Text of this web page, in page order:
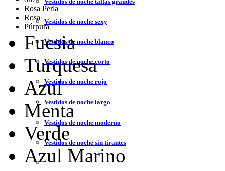
Vestidos de noche sexy
Vestidos de noche blanco
Vestidos de noche corto
Vestidos de noche rojo
Vestidos de noche largo
Vestidos de noche moderno
Vestidos de noche sin tirantes
Rosa Perla
Rosa
Púrpura
Fucsia
Turquesa
Azul
Menta
Verde
Azul Marino